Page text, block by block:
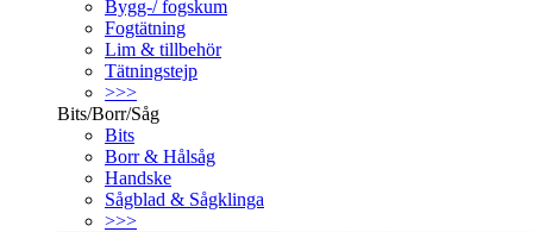
Bygg-/ fogskum
Fogtätning
Lim & tillbehör
Tätningstejp
>>>
Bits/Borr/Såg
Bits
Borr & Hålsåg
Handske
Sågblad & Sågklinga
>>>